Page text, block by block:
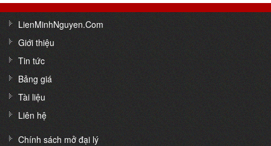
LienMinhNguyen.Com
Giới thiệu
Tin tức
Bảng giá
Tài liệu
Liên hệ
Chính sách mở đại lý